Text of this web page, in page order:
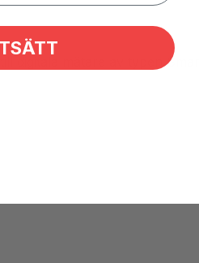
digitala mätare av typen